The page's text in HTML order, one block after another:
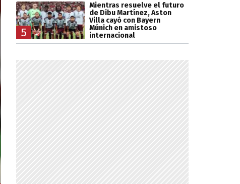
5
Mientras resuelve el futuro
de Dibu Martínez, Aston
Villa cayó con Bayern
Múnich en amistoso
internacional